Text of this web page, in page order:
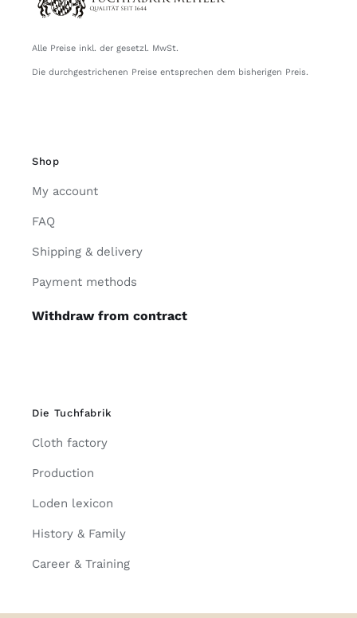
Alle Preise inkl. der gesetzl. MwSt.
Die durchgestrichenen Preise entsprechen dem bisherigen Preis.
Shop
My account
FAQ
Shipping & delivery
Payment methods
Withdraw from contract
Die Tuchfabrik
Cloth factory
Production
Loden lexicon
History & Family
Career & Training